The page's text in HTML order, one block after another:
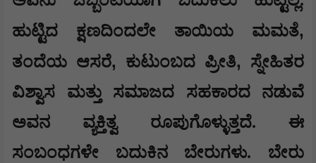
ಹುಟ್ಟಿದ ಕ್ಷಣದಿಂದಲೇ ತಾಯಿಯ ಮಮತೆ,
ತಂದೆಯ ಆಸರೆ, ಕುಟುಂಬದ ಪ್ರೀತಿ, ಸ್ನೇಹಿತರ
ವಿಶ್ವಾಸ ಮತ್ತು ಸಮಾಜದ ಸಹಕಾರದ ನಡುವೆ
ಅವನ ವ್ಯಕ್ತಿತ್ವ ರೂಪುಗೊಳ್ಳುತ್ತದೆ. ಈ
ಸಂಬಂಧಗಳೇ ಬದುಕಿನ ಬೇರುಗಳು. ಬೇರು